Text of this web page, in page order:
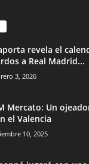
revela el
a Real Madrid...
3, 2026
Mercato: Un
el Valencia
10, 2025